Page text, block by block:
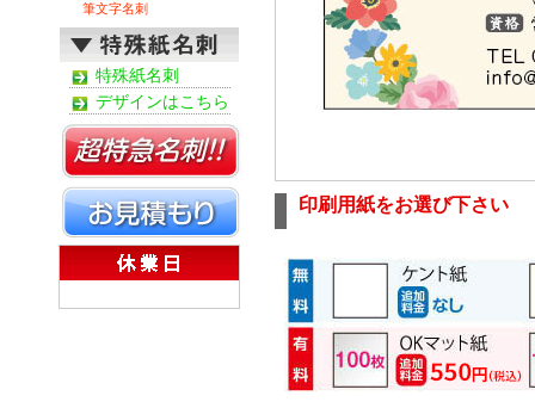
筆文字名刺
特殊紙名刺
デザインはこちら
印刷用紙をお選び下さい